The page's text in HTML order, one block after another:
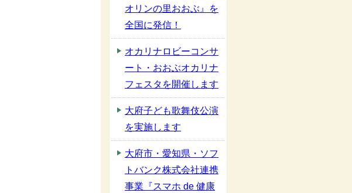
オリンの里おおぶ』を
全国に発信！
オカリナロビーコンサ
ート・おおぶオカリナ
フェスタを開催します
大府子ども歌舞伎公演
を実施します
大府市・愛知県・ソフ
トバンク株式会社連携
事業『スマホ de 健康